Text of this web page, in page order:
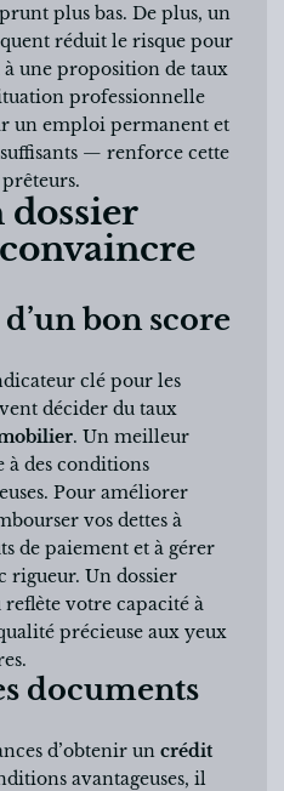
plus bas. De plus, un
réduit le risque pour
une proposition de taux
professionnelle
un emploi permanent et
— renforce cette
dossier
bon score
clé pour les
décider du taux
. Un meilleur
à des conditions
Pour améliorer
vos dettes à
de paiement et à gérer
rigueur. Un dossier
votre capacité à
précieuse aux yeux
documents
d’obtenir un crédit
avantageuses, il